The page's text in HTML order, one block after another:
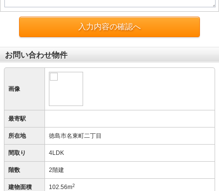
入力内容の確認へ
お問い合わせ物件
画像
最寄駅
所在地 徳島市名東町二丁目
間取り 4LDK
階数 2階建
建物面積 102.56m2